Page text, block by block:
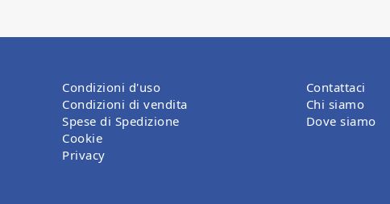
Condizioni d'uso
Condizioni di vendita
Spese di Spedizione
Cookie
Privacy
Contattaci
Chi siamo
Dove siamo